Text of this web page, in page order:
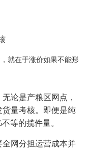
就在于涨价如果不能形
论是产粮区网点，
量考核。即便是纯
等的揽件量。
网分担运营成本并